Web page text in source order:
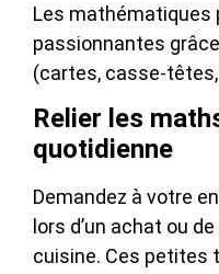
Les mathématiques
passionnantes
(cartes, casse-
Relier les
quotidienne
Demandez à votre
lors d’un achat ou
cuisine. Ces petites